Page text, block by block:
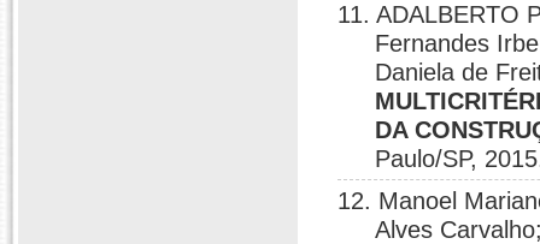
11. ADALBERTO
Fernandes
Daniela de
DA
Paulo/SP,
12. Manoel
Alves